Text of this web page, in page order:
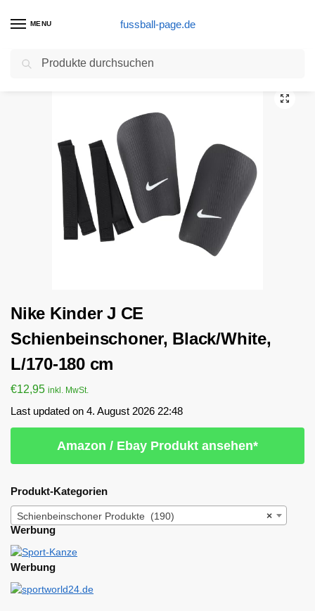
MENU fussball-page.de
Start Schienbeinschoner Produkte
Nike Kinder J CE
Schienbeinschoner, Black/White,
L/170-180 cm
€12,95 inkl. MwSt.
Last updated on 4. August 2026 22:48
Amazon / Ebay Produkt ansehen*
Produkt-Kategorien
×
Schienbeinschoner Produkte (190)
Werbung
Werbung